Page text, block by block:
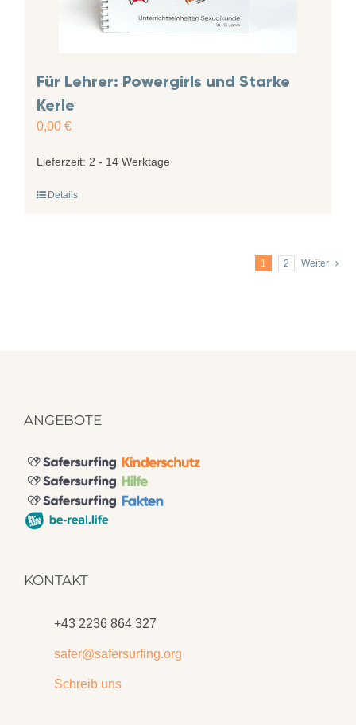
Für Lehrer: Powergirls und Starke
Kerle
0,00 €
Lieferzeit: 2 - 14 Werktage
Details
1 2 Weiter
ANGEBOTE
KONTAKT
+43 2236 864 327
safer@safersurfing.org
Schreib uns